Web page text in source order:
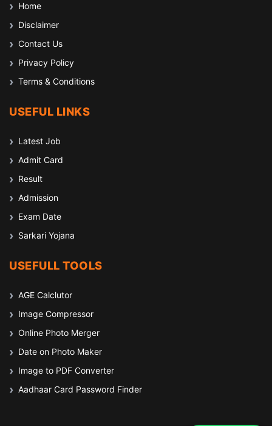
Home
Disclaimer
Contact Us
Privacy Policy
Terms & Conditions
USEFUL LINKS
Latest Job
Admit Card
Result
Admission
Exam Date
Sarkari Yojana
USEFULL TOOLS
AGE Calclutor
Image Compressor
Online Photo Merger
Date on Photo Maker
Image to PDF Converter
Aadhaar Card Password Finder